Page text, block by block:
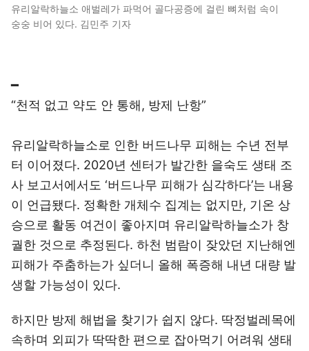
유리알락하늘소 애벌레가 파먹어 골다공증에 걸린 뼈처럼 속이
숭숭 비어 있다. 김민주 기자
━
“천적 없고 약도 안 통해, 방제 난항”
유리알락하늘소로 인한 버드나무 피해는 수년 전부
터 이어졌다. 2020년 센터가 발간한 을숙도 생태 조
사 보고서에서도 ‘버드나무 피해가 심각하다’는 내용
이 언급됐다. 정확한 개체수 집계는 없지만, 기온 상
승으로 활동 여건이 좋아지며 유리알락하늘소가 창
궐한 것으로 추정된다. 하천 범람이 잦았던 지난해엔
피해가 주춤하는가 싶더니 올해 폭증해 내년 대량 발
생할 가능성이 있다.
하지만 방제 해법을 찾기가 쉽지 않다. 딱정벌레목에
속하며 외피가 딱딱한 편으로 잡아먹기 어려워 생태